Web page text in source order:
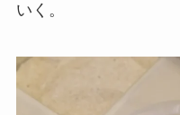
いく。